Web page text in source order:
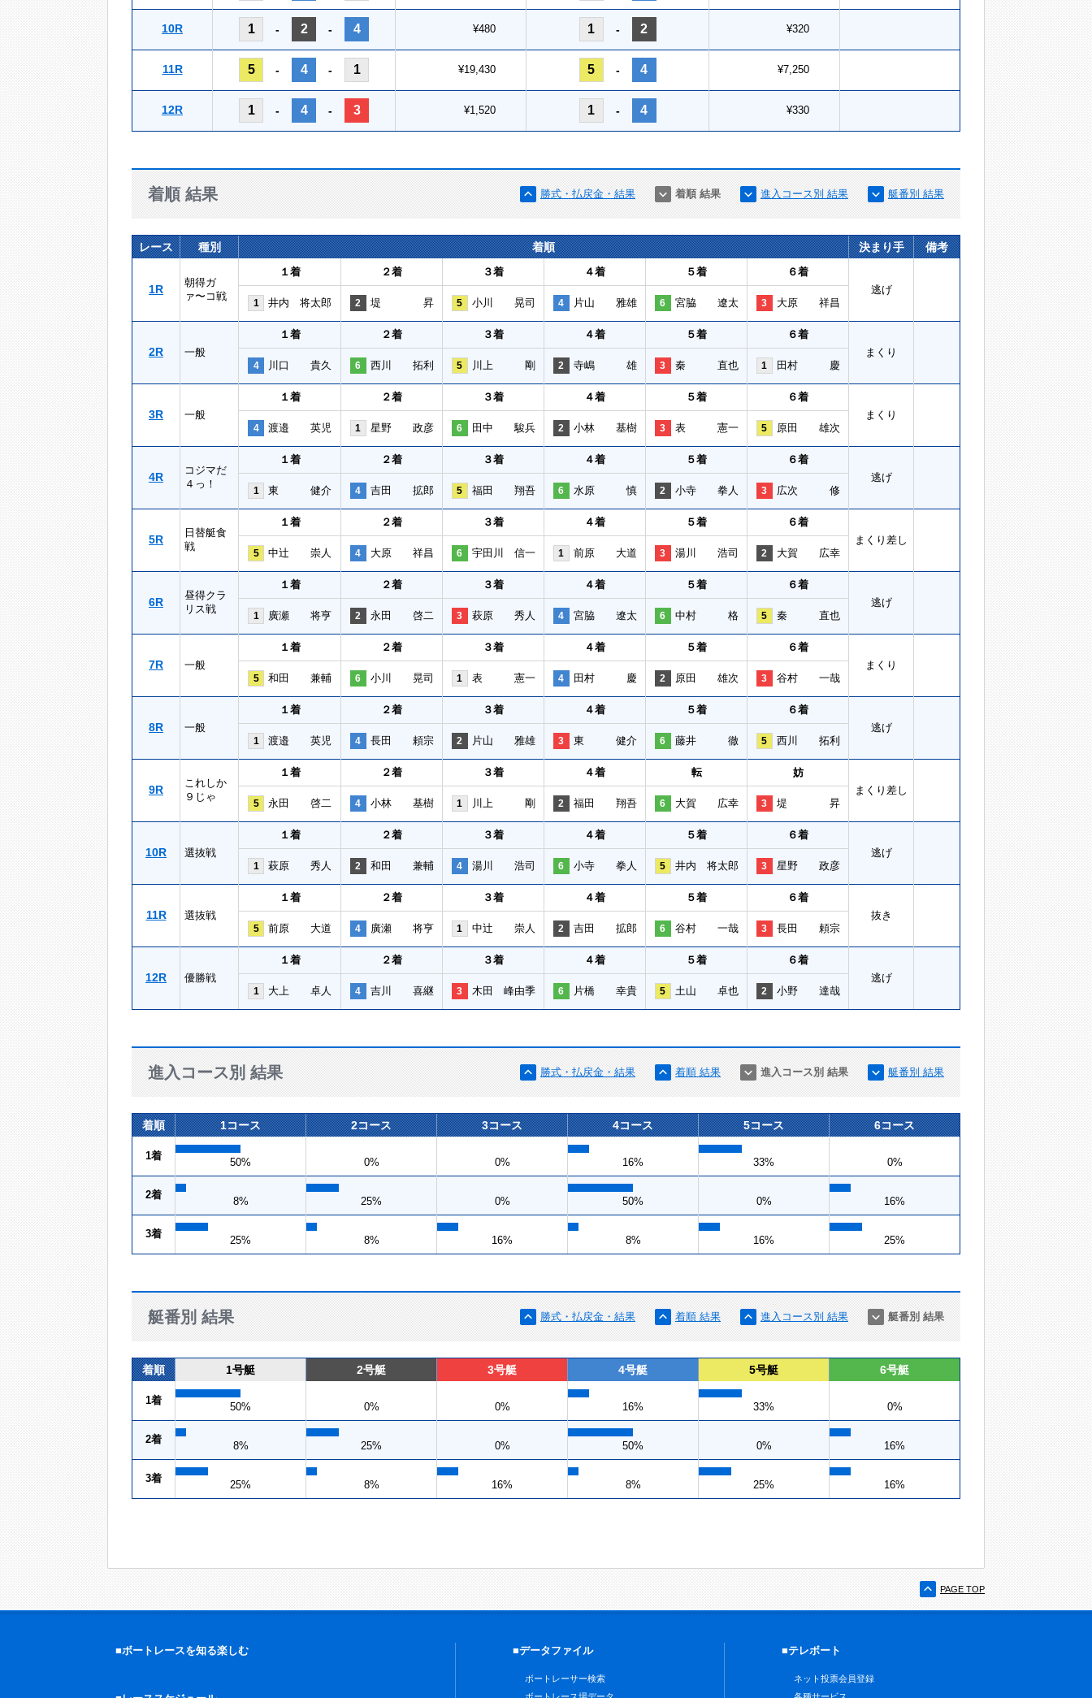
10R 1 - 2 - 4 ¥480 1 - 2 ¥320
11R 5 - 4 - 1 ¥19,430 5 - 4 ¥7,250
12R 1 - 4 - 3 ¥1,520 1 - 4 ¥330
着順 結果 勝式・払戻金・結果 着順 結果 進入コース別 結果 艇番別 結果
レース 種別 着順 決まり手 備考
1R
朝得ガ
ァ〜コ戦
１着 ２着 ３着 ４着 ５着
６着
逃げ
1 井内 将太郎 2 堤 昇 5 小川 晃司 4 片山 雅雄 6 宮脇 遼太 3 大原 祥昌
2R 一般
１着 ２着 ３着 ４着 ５着
６着
まくり
4 川口 貴久 6 西川 拓利 5 川上 剛 2 寺嶋 雄 3 秦 直也 1 田村 慶
3R 一般
１着 ２着 ３着 ４着 ５着
６着
まくり
4 渡邉 英児 1 星野 政彦 6 田中 駿兵 2 小林 基樹 3 表 憲一 5 原田 雄次
4R
コジマだ
４っ！
１着 ２着 ３着 ４着 ５着
６着
逃げ
1 東 健介 4 吉田 拡郎 5 福田 翔吾 6 水原 慎 2 小寺 拳人 3 広次 修
5R
日替艇食
戦
１着 ２着 ３着 ４着 ５着
６着
まくり差し
5 中辻 崇人 4 大原 祥昌 6 宇田川 信一 1 前原 大道 3 湯川 浩司 2 大賀 広幸
6R
昼得クラ
リス戦
１着 ２着 ３着 ４着 ５着
６着
逃げ
1 廣瀬 将亨 2 永田 啓二 3 萩原 秀人 4 宮脇 遼太 6 中村 格 5 秦 直也
7R 一般
１着 ２着 ３着 ４着 ５着
６着
まくり
5 和田 兼輔 6 小川 晃司 1 表 憲一 4 田村 慶 2 原田 雄次 3 谷村 一哉
8R 一般
１着 ２着 ３着 ４着 ５着
６着
逃げ
1 渡邉 英児 4 長田 頼宗 2 片山 雅雄 3 東 健介 6 藤井 徹 5 西川 拓利
9R
これしか
９じゃ
１着 ２着 ３着 ４着 転
妨
まくり差し
5 永田 啓二 4 小林 基樹 1 川上 剛 2 福田 翔吾 6 大賀 広幸 3 堤 昇
10R 選抜戦
１着 ２着 ３着 ４着 ５着
６着
逃げ
1 萩原 秀人 2 和田 兼輔 4 湯川 浩司 6 小寺 拳人 5 井内 将太郎 3 星野 政彦
11R 選抜戦
１着 ２着 ３着 ４着 ５着
６着
抜き
5 前原 大道 4 廣瀬 将亨 1 中辻 崇人 2 吉田 拡郎 6 谷村 一哉 3 長田 頼宗
12R 優勝戦
１着 ２着 ３着 ４着 ５着
６着
逃げ
1 大上 卓人 4 吉川 喜継 3 木田 峰由季 6 片橋 幸貴 5 土山 卓也 2 小野 達哉
進入コース別 結果 勝式・払戻金・結果 着順 結果 進入コース別 結果 艇番別 結果
着順 1コース 2コース 3コース 4コース 5コース 6コース
1着
50% 0% 0% 16% 33% 0%
2着
8% 25% 0% 50% 0% 16%
3着
25% 8% 16% 8% 16% 25%
艇番別 結果 勝式・払戻金・結果 着順 結果 進入コース別 結果 艇番別 結果
着順 1号艇 2号艇 3号艇 4号艇 5号艇 6号艇
1着
50% 0% 0% 16% 33% 0%
2着
8% 25% 0% 50% 0% 16%
3着
25% 8% 16% 8% 25% 16%
PAGE TOP
■ボートレースを知る楽しむ ■データファイル
ボートレーサー検索
■テレボート
ネット投票会員登録